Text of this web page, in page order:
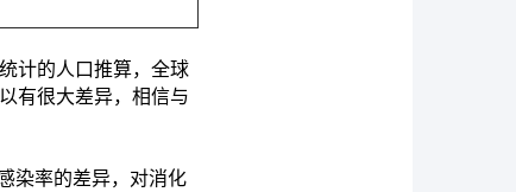
计的人口推算，全球
有很大差异，相信与
染率的差异，对消化